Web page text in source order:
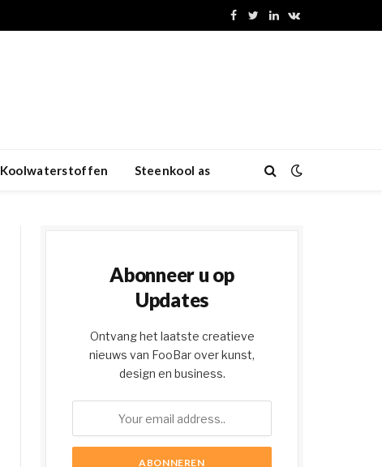
Facebook
TwitterLinkedInVKontakte
Koolwaterstoffen Steenkool as
Abonneer u op
Updates
Ontvang het laatste creatieve
nieuws van FooBar over kunst,
design en business.